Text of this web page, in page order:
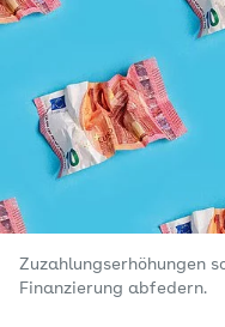
Zuzahlungserhöhungen
Finanzierung abfedern.